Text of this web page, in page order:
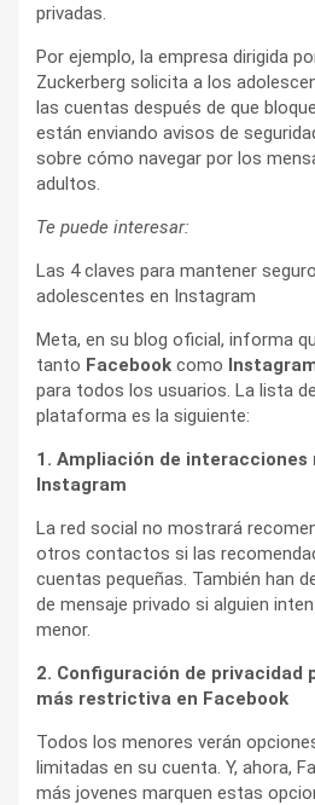
privadas.
Por ejemplo, la empresa dirigida
Zuckerberg solicita a los
las cuentas después de que
están enviando avisos de
sobre cómo navegar por los
adultos.
Te puede interesar:
Las 4 claves para mantener
adolescentes en Instagram
Meta, en su blog oficial, informa
tanto Facebook como
para todos los usuarios. La lista
plataforma es la siguiente:
1. Ampliación de interacciones
Instagram
La red social no mostrará
otros contactos si las
cuentas pequeñas. También han
de mensaje privado si alguien
menor.
2. Configuración de privacidad
más restrictiva en Facebook
Todos los menores verán
limitadas en su cuenta. Y, ahora,
más jovenes marquen estas